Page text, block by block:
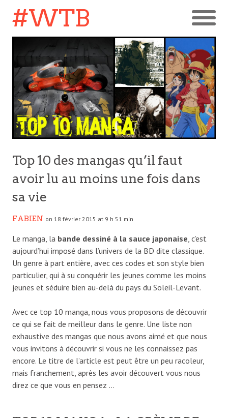
#WTB
Top 10 des mangas qu’il faut
avoir lu au moins une fois dans
sa vie
FABIEN on 18 février 2015 at 9 h 51 min
Le manga, la bande dessiné à la sauce japonaise , c’est
aujourd’hui imposé dans l’univers de la BD dite classique.
Un genre à part entière, avec ces codes et son style bien
particulier, qui à su conquérir les jeunes comme les moins
jeunes et séduire bien au-delà du pays du Soleil-Levant.
Avec ce top 10 manga, nous vous proposons de découvrir
ce qui se fait de meilleur dans le genre. Une liste non
exhaustive des mangas que nous avons aimé et que nous
vous invitons à découvrir si vous ne les connaissez pas
encore. Le titre de l’article est peut être un peu racoleur,
mais franchement, après les avoir découvert vous nous
direz ce que vous en pensez …